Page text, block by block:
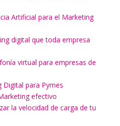
Artificial para el Marketing
digital que toda empresa
virtual para empresas de
Digital para Pymes
efectivo
la velocidad de carga de tu